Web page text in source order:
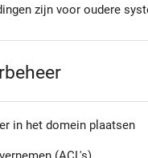
zijn voor oudere
in het domein plaatsen